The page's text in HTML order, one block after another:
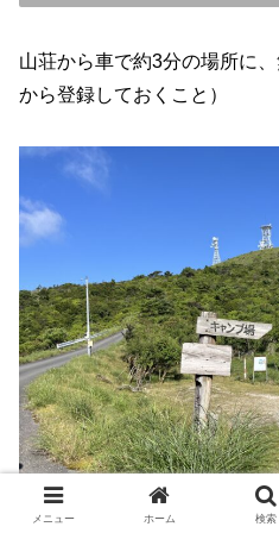
山荘から車で約3分の場所に
から登録しておくこと）
メニュー ホーム 検索